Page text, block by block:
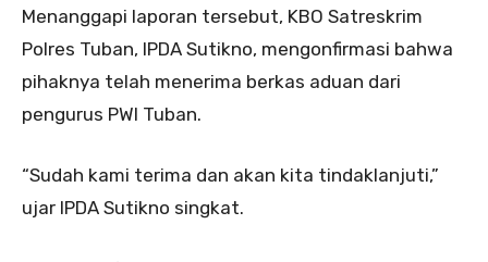
Menanggapi laporan tersebut, KBO Satreskrim
Polres Tuban, IPDA Sutikno, mengonfirmasi bahwa
pihaknya telah menerima berkas aduan dari
pengurus PWI Tuban.
“Sudah kami terima dan akan kita tindaklanjuti,”
ujar IPDA Sutikno singkat.